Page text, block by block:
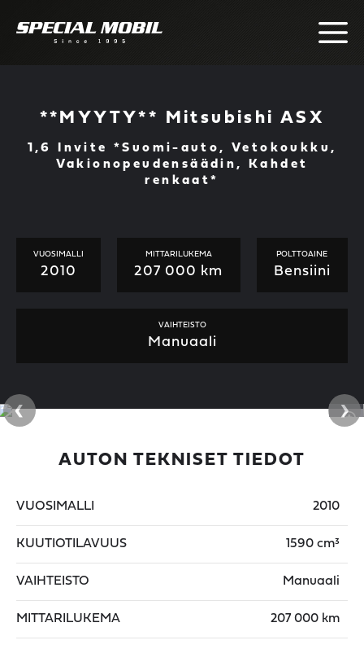
**MYYTY** Mitsubishi ASX
1,6 Invite *Suomi-auto, Vetokoukku,
Vakionopeudensäädin, Kahdet
renkaat*
VUOSIMALLI
2010
MITTARILUKEMA
207 000 km
POLTTOAINE
Bensiini
VAIHTEISTO
Manuaali
‹ ›
AUTON TEKNISET TIEDOT
VUOSIMALLI 2010
KUUTIOTILAVUUS 1590 cm³
VAIHTEISTO Manuaali
MITTARILUKEMA 207 000 km